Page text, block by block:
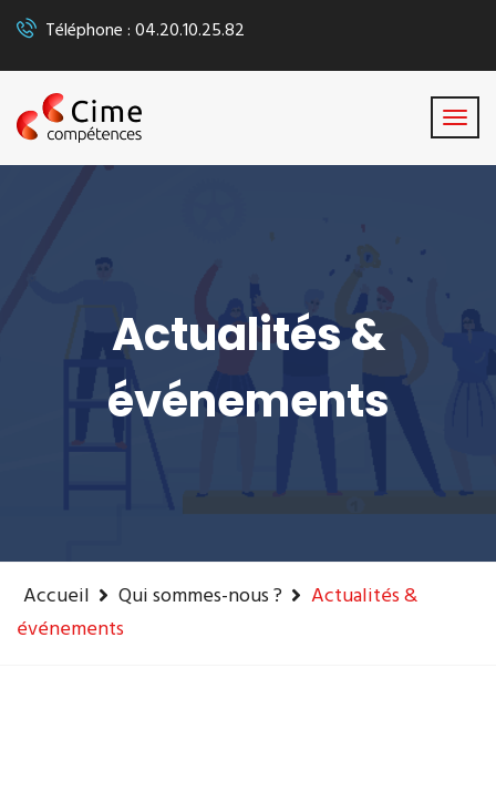
Téléphone : 04.20.10.25.82
Actualités &
événements
Accueil Qui sommes-nous ?
Actualités &
événements